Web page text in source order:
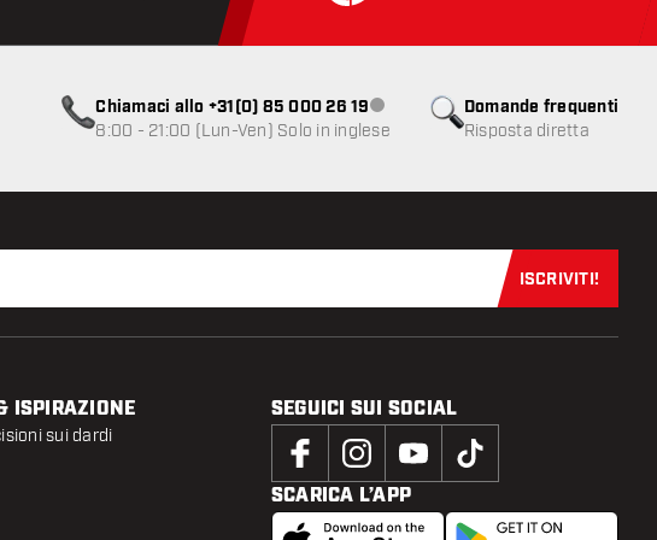
Domande frequenti
Risposta diretta
Chiamaci allo +31(0) 85 000 26 19Servizio clienti non disponibile
8:00 - 21:00 (Lun-Ven) Solo in inglese
Iscriviti
ISCRIVITI!
ISPIRAZIONE
sui dardi
SEGUICI SUI SOCIAL
SCARICA L’APP